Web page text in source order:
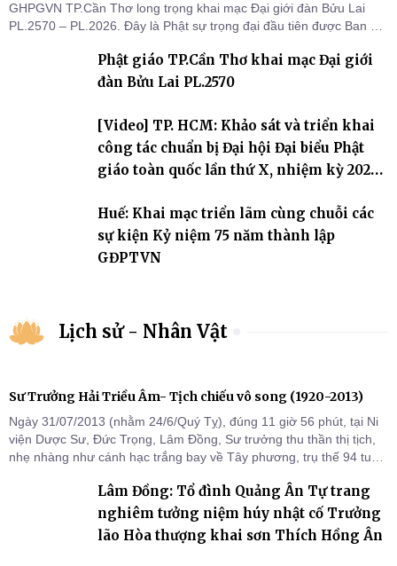
GHPGVN TP.Cần Thơ long trọng khai mạc Đại giới đàn Bửu Lai
PL.2570 – PL.2026. Đây là Phật sự trọng đại đầu tiên được Ban Trị
thứ I, thể hiện sự quan tâm đối với công tác truyền giới, đào tạo
Tăng tài và tiếp nối mạng mạch Tăng-g
Phật giáo TP.Cần Thơ khai mạc Đại giới
đàn Bửu Lai PL.2570
[Video] TP. HCM: Khảo sát và triển khai
công tác chuẩn bị Đại hội Đại biểu Phật
giáo toàn quốc lần thứ X, nhiệm kỳ 2026-
Huế: Khai mạc triển lãm cùng chuỗi các
sự kiện Kỷ niệm 75 năm thành lập
GĐPTVN
Lịch sử - Nhân Vật
Sư Trưởng Hải Triều Âm- Tịch chiếu vô song (1920-2013)
Ngày 31/07/2013 (nhằm 24/6/Quý Tỵ), đúng 11 giờ 56 phút, tại Ni
viện Dược Sư, Đức Trọng, Lâm Đồng, Sư trưởng thu thần thị tịch,
nhẹ nhàng như cánh hạc trắng bay về Tây phương, trụ thế 94 tuổi
Lâm Đồng: Tổ đình Quảng Ân Tự trang
nghiêm tưởng niệm húy nhật cố Trưởng
lão Hòa thượng khai sơn Thích Hồng Ân